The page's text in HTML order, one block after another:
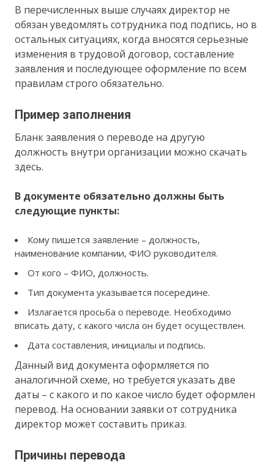
В перечисленных выше случаях директор не
обязан уведомлять сотрудника под подпись, но в
остальных ситуациях, когда вносятся серьезные
изменения в трудовой договор, составление
заявления и последующее оформление по всем
правилам строго обязательно.
Пример заполнения
Бланк заявления о переводе на другую
должность внутри организации можно скачать
здесь.
В документе обязательно должны быть
следующие пункты:
Кому пишется заявление – должность,
наименование компании, ФИО руководителя.
От кого – ФИО, должность.
Тип документа указывается посередине.
Излагается просьба о переводе. Необходимо
вписать дату, с какого числа он будет осуществлен.
Дата составления, инициалы и подпись.
Данный вид документа оформляется по
аналогичной схеме, но требуется указать две
даты – с какого и по какое число будет оформлен
перевод. На основании заявки от сотрудника
директор может составить приказ.
Причины перевода